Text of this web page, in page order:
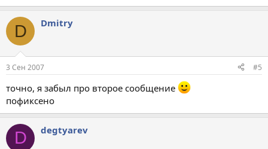
D Dmitry
3 Сен 2007 #5
точно, я забыл про второе сообщение
пофиксено
D degtyarev